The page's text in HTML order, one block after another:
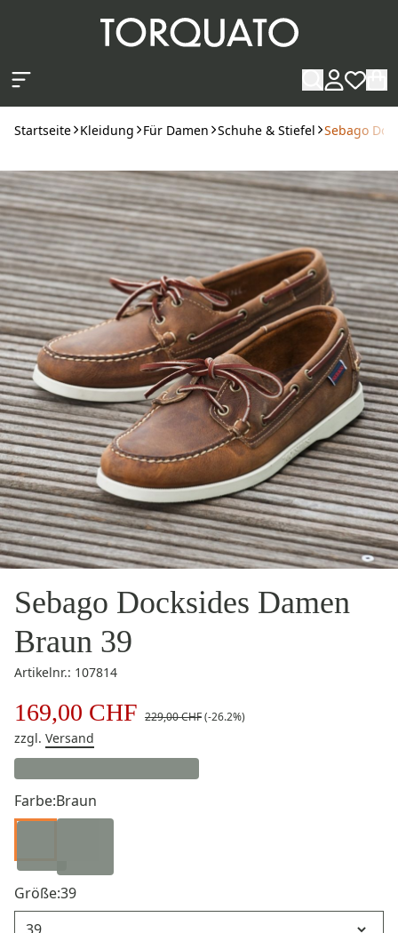
Startseite Kleidung Für Damen Schuhe & Stiefel Sebago
Sebago Docksides Damen
Braun 39
Artikelnr.: 107814
169,00 CHF 229,00 CHF(-26.2%)
zzgl. Versand
Farbe:Braun
Größe:39